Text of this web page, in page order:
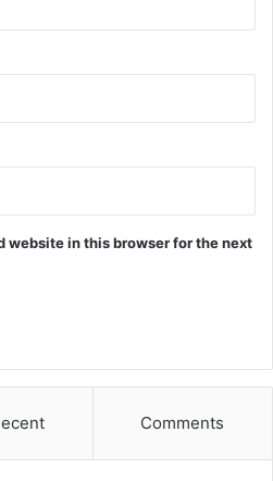
website in this browser for the next
Comments